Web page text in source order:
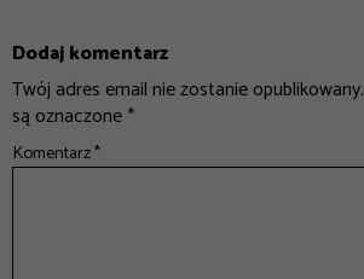
Dodaj komentarz
Twój adres email nie zostanie opublikowany.
są oznaczone*
Komentarz*